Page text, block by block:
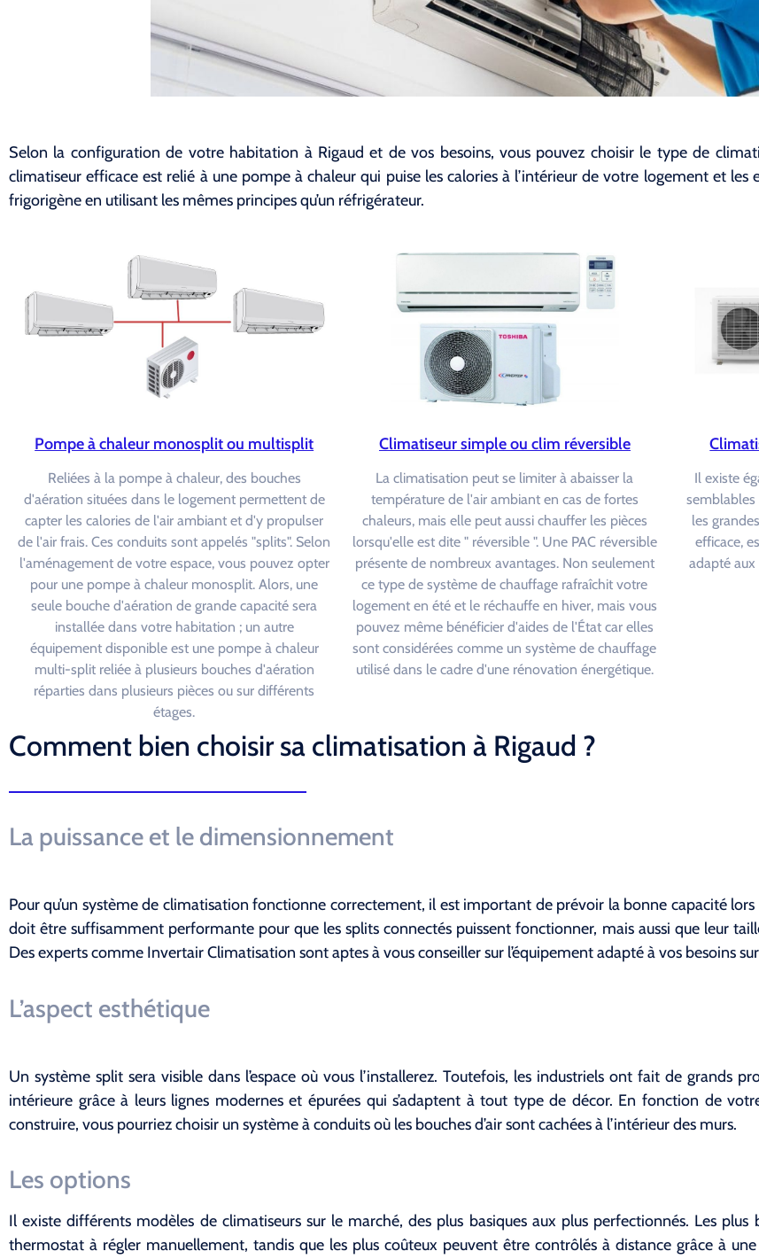
Selon la configuration de votre habitation à Rigaud et de vos besoins, vous pouvez choisir le type de
climatiseur efficace est relié à une pompe à chaleur qui puise les calories à l’intérieur de votre logement et les
frigorigène en utilisant les mêmes principes qu’un réfrigérateur.
Pompe à chaleur monosplit ou multisplit
Reliées à la pompe à chaleur, des bouches
d'aération situées dans le logement permettent de
capter les calories de l'air ambiant et d'y propulser
de l'air frais. Ces conduits sont appelés "splits". Selon
l'aménagement de votre espace, vous pouvez opter
pour une pompe à chaleur monosplit. Alors, une
seule bouche d'aération de grande capacité sera
installée dans votre habitation ; un autre
équipement disponible est une pompe à chaleur
multi-split reliée à plusieurs bouches d'aération
réparties dans plusieurs pièces ou sur différents
étages.
Climatiseur simple ou clim réversible
La climatisation peut se limiter à abaisser la
température de l'air ambiant en cas de fortes
chaleurs, mais elle peut aussi chauffer les pièces
lorsqu'elle est dite " réversible ". Une PAC réversible
présente de nombreux avantages. Non seulement
ce type de système de chauffage rafraîchit votre
logement en été et le réchauffe en hiver, mais vous
pouvez même bénéficier d'aides de l'État car elles
sont considérées comme un système de chauffage
utilisé dans le cadre d'une rénovation énergétique.
Il existe
semblables
les
efficace,
adapté aux
Comment bien choisir sa climatisation à Rigaud ?
La puissance et le dimensionnement
Pour qu’un système de climatisation fonctionne correctement, il est important de prévoir la bonne capacité
doit être suffisamment performante pour que les splits connectés puissent fonctionner, mais aussi que leur
Des experts comme Invertair Climatisation sont aptes à vous conseiller sur l’équipement adapté à vos besoins
L’aspect esthétique
Un système split sera visible dans l’espace où vous l’installerez. Toutefois, les industriels ont fait de grands
intérieure grâce à leurs lignes modernes et épurées qui s’adaptent à tout type de décor. En fonction de
construire, vous pourriez choisir un système à conduits où les bouches d’air sont cachées à l’intérieur des murs.
Les options
Il existe différents modèles de climatiseurs sur le marché, des plus basiques aux plus perfectionnés. Les plus
thermostat à régler manuellement, tandis que les plus coûteux peuvent être contrôlés à distance grâce à